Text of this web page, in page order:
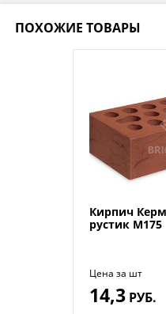
ПОХОЖИЕ ТОВАРЫ
Кирпич
рустик М175
Цена за шт
14,3РУБ.